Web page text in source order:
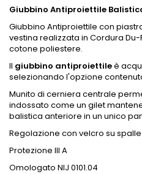
Giubbino Antiproiettile
Giubbino Antiproiettile con
vestina realizzata in Cordura
cotone poliestere.
Il giubbino antiproiettileè
selezionando l'opzione
Munito di cerniera centrale
indossato come un gilet
balistica anteriore in un unico
Regolazione con velcro su
Protezione III A
Omologato NIJ 0101.04